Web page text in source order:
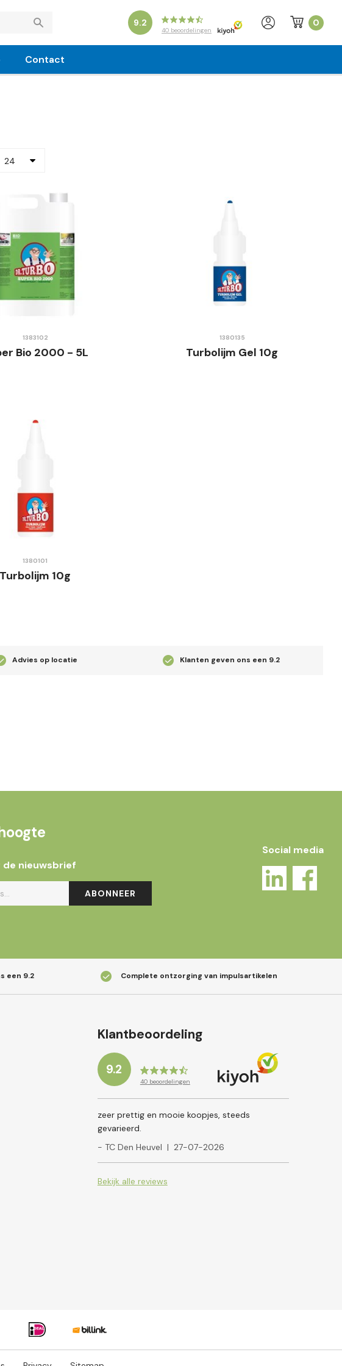
9.2
40 beoordelingen
0
Contact
24
1383102
Bio 2000 - 5L
1380135
Turbolijm Gel 10g
1380101
Turbolijm 10g
Advies op locatie Klanten geven ons een 9.2
de nieuwsbrief
ABONNEER
Social media
een 9.2 Complete ontzorging van impulsartikelen
Klantbeoordeling
9.2
40beoordelingen
zeer prettig en mooie koopjes, steeds
gevarieerd.
- TC Den Heuvel | 27-07-2026
Bekijk alle reviews